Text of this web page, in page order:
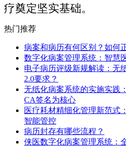
疗奠定坚实基础。
热门推荐
病案和病历有何区别？如何
数字化病案管理系统：智慧
电子病历评级新规解读：无
2.0要求？
无纸化病案系统的实施实践
CA签名为核心
医疗耗材精细化管理新范式
智能管控
病历封存有哪些流程？
侠医数字化病案管理系统：